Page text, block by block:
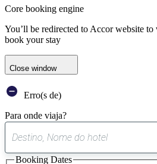
Core booking engine
You’ll be redirected to Accor website
book your stay
Close window
Erro(s de)
Para onde viaja?
Booking Dates